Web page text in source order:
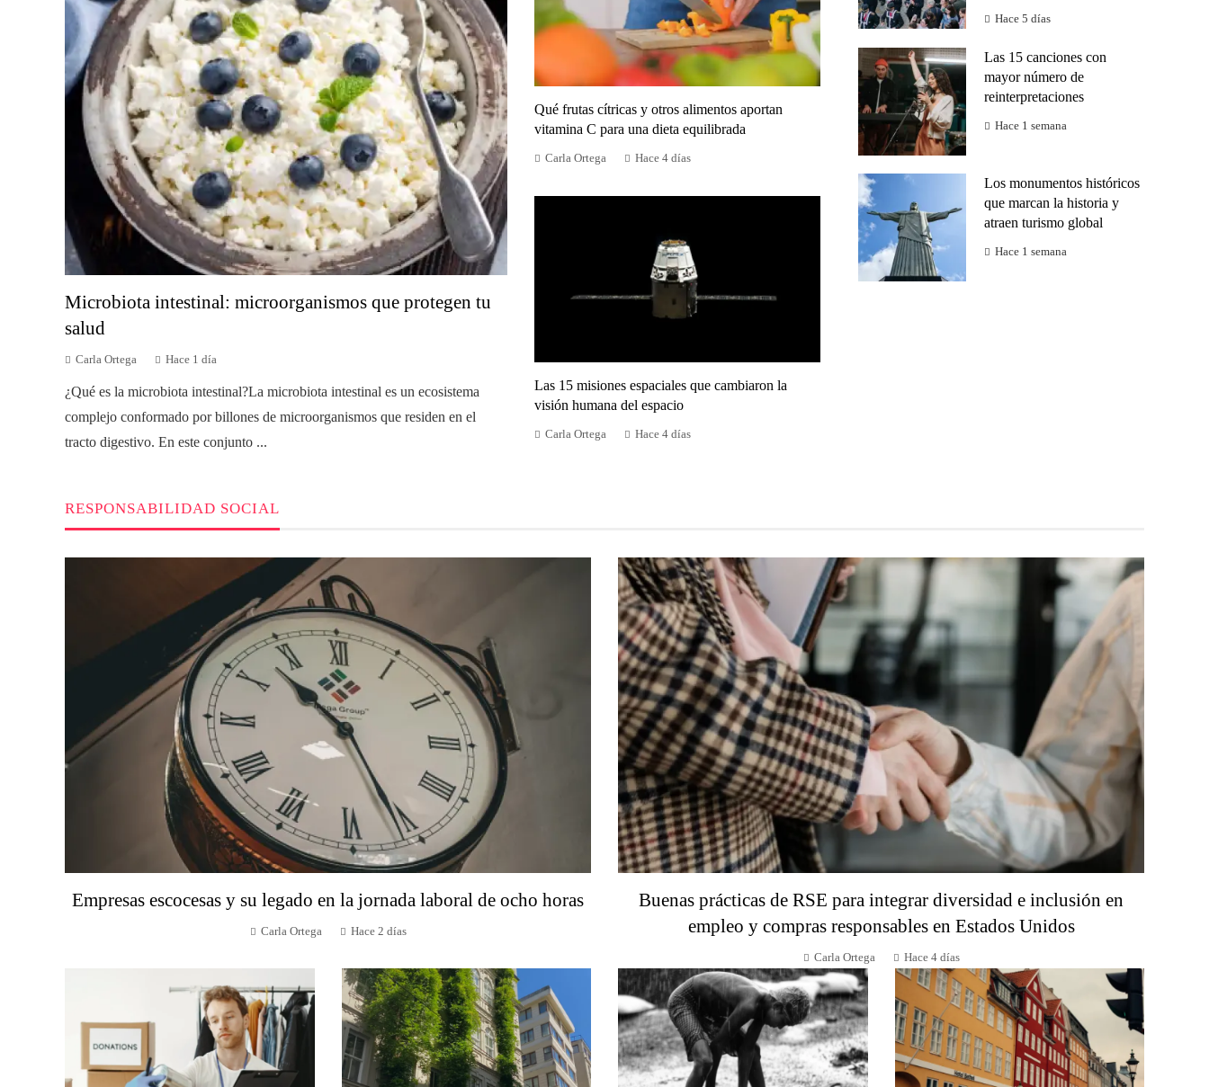
Microbiota intestinal: microorganismos que protegen tu
salud
Carla Ortega Hace 1 día
¿Qué es la microbiota intestinal?La microbiota intestinal es un ecosistema
complejo conformado por billones de microorganismos que residen en el
tracto digestivo. En este conjunto ...
Qué frutas cítricas y otros alimentos aportan
vitamina C para una dieta equilibrada
Carla Ortega Hace 4 días
Las 15 misiones espaciales que cambiaron la
visión humana del espacio
Carla Ortega Hace 4 días
Hace 5 días
Las 15 canciones con
mayor número de
reinterpretaciones
Hace 1 semana
Los monumentos históricos
que marcan la historia y
atraen turismo global
Hace 1 semana
RESPONSABILIDAD SOCIAL
Empresas escocesas y su legado en la jornada laboral de ocho horas
Carla Ortega Hace 2 días
Buenas prácticas de RSE para integrar diversidad e inclusión en
empleo y compras responsables en Estados Unidos
Carla Ortega Hace 4 días